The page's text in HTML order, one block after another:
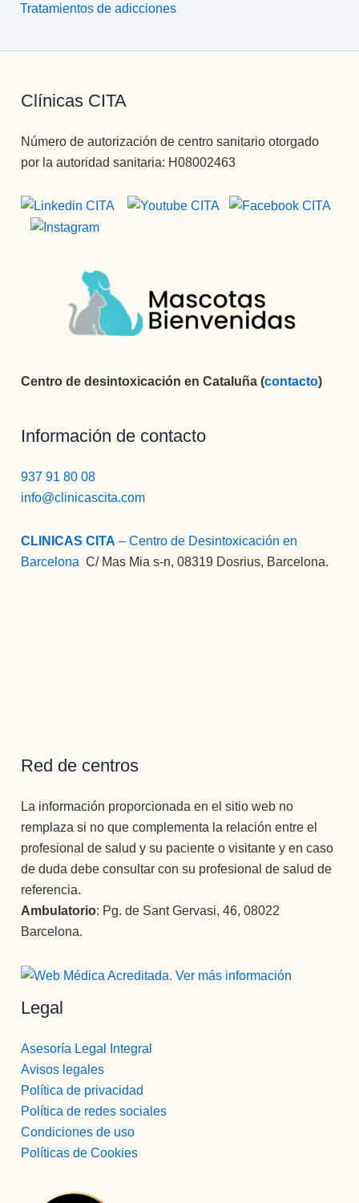
Tratamientos de adicciones
Clínicas CITA
Número de autorización de centro sanitario otorgado
por la autoridad sanitaria: H08002463
Centro de desintoxicación en Cataluña (contacto)
Información de contacto
937 91 80 08
info@clinicascita.com
CLINICAS CITA – Centro de Desintoxicación en
Barcelona :C/ Mas Mia s-n, 08319 Dosrius, Barcelona.
Red de centros
La información proporcionada en el sitio web no
remplaza si no que complementa la relación entre el
profesional de salud y su paciente o visitante y en caso
de duda debe consultar con su profesional de salud de
referencia.
Ambulatorio: Pg. de Sant Gervasi, 46, 08022
Barcelona.
Legal
Asesoría Legal Integral
Avisos legales
Política de privacidad
Política de redes sociales
Condiciones de uso
Políticas de Cookies